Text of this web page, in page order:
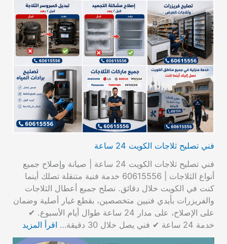
فني تصليح ثلاجات الكويت 24 ساعة
فني تصليح ثلاجات الكويت 24 ساعة | صيانة وإصلاح جميع
أنواع الثلاجات | 60615556 خدمة فنية متنقلة تصلك أينما
كنت في الكويت خلال دقائق. نصلح جميع أعطال الثلاجات
والفريزرات بأيدي فنيين متخصصين، بقطع غيار أصلية وضمان
على الإصلاح، على مدار 24 ساعة طوال أيام الأسبوع. ✔
خدمة 24 ساعة ✔ فني يصل خلال 30 دقيقة…
اقرأ المزيد